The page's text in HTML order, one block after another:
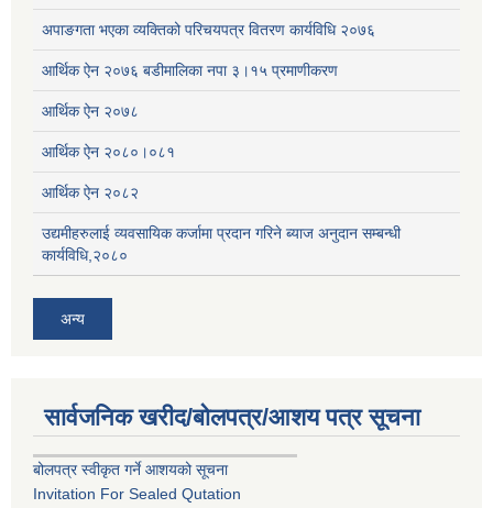
अपाङगता भएका व्यक्तिको परिचयपत्र वितरण कार्यविधि २०७६
आर्थिक ऐन २०७६ बडीमालिका नपा ३।१५ प्रमाणीकरण
आर्थिक ऐन २०७८
आर्थिक ऐन २०८०।०८१
आर्थिक ऐन २०८२
उद्यमीहरुलाई व्यवसायिक कर्जामा प्रदान गरिने ब्याज अनुदान सम्बन्धी
कार्यविधि,२०८०
अन्य
सार्वजनिक खरीद/बोलपत्र/आशय पत्र सूचना
बोलपत्र स्वीकृत गर्ने आशयको सूचना
Invitation For Sealed Qutation